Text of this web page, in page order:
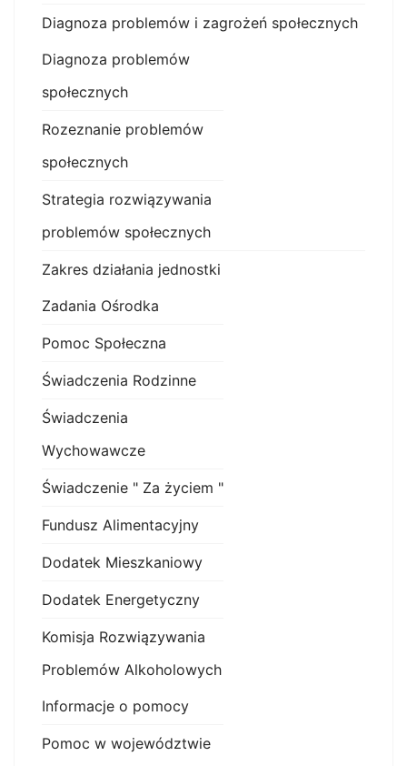
Diagnoza problemów i zagrożeń społecznych
Diagnoza problemów
społecznych
Rozeznanie problemów
społecznych
Strategia rozwiązywania
problemów społecznych
Zakres działania jednostki
Zadania Ośrodka
Pomoc Społeczna
Świadczenia Rodzinne
Świadczenia
Wychowawcze
Świadczenie " Za życiem "
Fundusz Alimentacyjny
Dodatek Mieszkaniowy
Dodatek Energetyczny
Komisja Rozwiązywania
Problemów Alkoholowych
Informacje o pomocy
Pomoc w województwie